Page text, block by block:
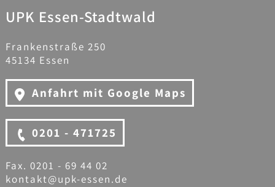
UPK Essen-Stadtwald
Frankenstraße 250
45134 Essen
Anfahrt mit Google Maps
0201 - 471725
Fax. 0201 - 69 44 02
kontakt@upk-essen.de